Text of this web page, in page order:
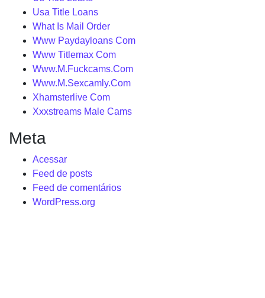
Usa Title Loans
What Is Mail Order
Www Paydayloans Com
Www Titlemax Com
Www.M.Fuckcams.Com
Www.M.Sexcamly.Com
Xhamsterlive Com
Xxxstreams Male Cams
Meta
Acessar
Feed de posts
Feed de comentários
WordPress.org